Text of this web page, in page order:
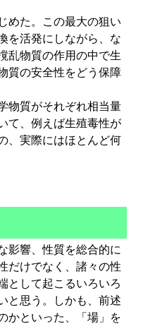
めた。この最大の狙い
を活発にしながら、な
乱物質の作用の中で生
質の安全性をどう保障
物質がそれぞれ相当量
て、例えば生殖毒性が
、実際にはほとんど何
影響、性質を総合的に
だけでなく、諸々の性
として起こるいろいろ
と思う。しかも、前述
かといった、「場」を